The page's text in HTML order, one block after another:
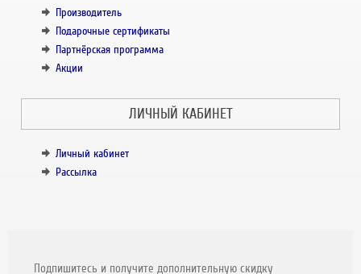
Производитель
Подарочные сертификаты
Партнёрская программа
Акции
ЛИЧНЫЙ КАБИНЕТ
Личный кабинет
Рассылка
Подпишитесь и получите дополнительную скидку